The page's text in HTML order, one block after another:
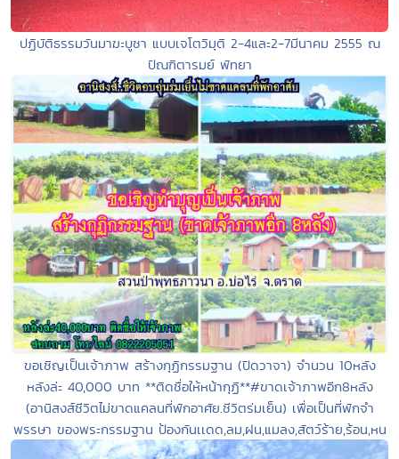
ปฏิบัติธรรมวันมาฆะบูชา แบบเจโตวิมุติ 2-4และ2-7มีนาคม 2555 ณ
ปัณฑิตารมย์ พัทยา
ขอเชิญเป็นเจ้าภาพ สร้างกุฏิกรรมฐาน (ปิดวาจา) จำนวน 10หลัง
หลังล่ะ 40,000 บาท **ติดชื่อให้หน้ากุฏิ**#ขาดเจ้าภาพอีก8หลัง
(อานิสงส์ชีวิตไม่ขาดแคลนที่พักอาศัย.ชีวิตร่มเย็น) เพื่อเป็นที่พักจำ
พรรษา ของพระกรรมฐาน ป้องกันเเดด,ลม,ฝน,แมลง,สัตว์ร้าย,ร้อน,หน